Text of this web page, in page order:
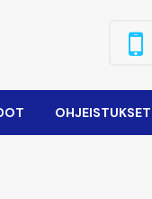
OHJEISTUKSET